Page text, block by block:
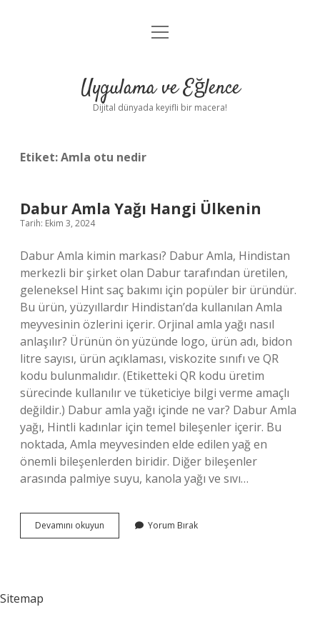
Anasayfa
Yasal Uyarı
menüyü
Uygulama ve Eğlence
Dijital dünyada keyifli bir macera!
Etiket:Amla otu nedir
Dabur Amla Yağı Hangi Ülkenin
Tarih: Ekim 3, 2024
Dabur Amla kimin markası? Dabur Amla, Hindistan
merkezli bir şirket olan Dabur tarafından üretilen,
geleneksel Hint saç bakımı için popüler bir üründür.
Bu ürün, yüzyıllardır Hindistan’da kullanılan Amla
meyvesinin özlerini içerir. Orjinal amla yağı nasıl
anlaşılır? Ürünün ön yüzünde logo, ürün adı, bidon
litre sayısı, ürün açıklaması, viskozite sınıfı ve QR
kodu bulunmalıdır. (Etiketteki QR kodu üretim
sürecinde kullanılır ve tüketiciye bilgi verme amaçlı
değildir.) Dabur amla yağı içinde ne var? Dabur Amla
yağı, Hintli kadınlar için temel bileşenler içerir. Bu
noktada, Amla meyvesinden elde edilen yağ en
önemli bileşenlerden biridir. Diğer bileşenler
arasında palmiye suyu, kanola yağı ve sıvı…
Devamını okuyun
Amla
Yorum Bırak
Sitemap